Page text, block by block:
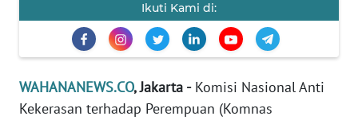
Ikuti Kami di:
WAHANANEWS.CO, Jakarta -Komisi Nasional Anti
Kekerasan terhadap Perempuan (Komnas
EDITORIAL